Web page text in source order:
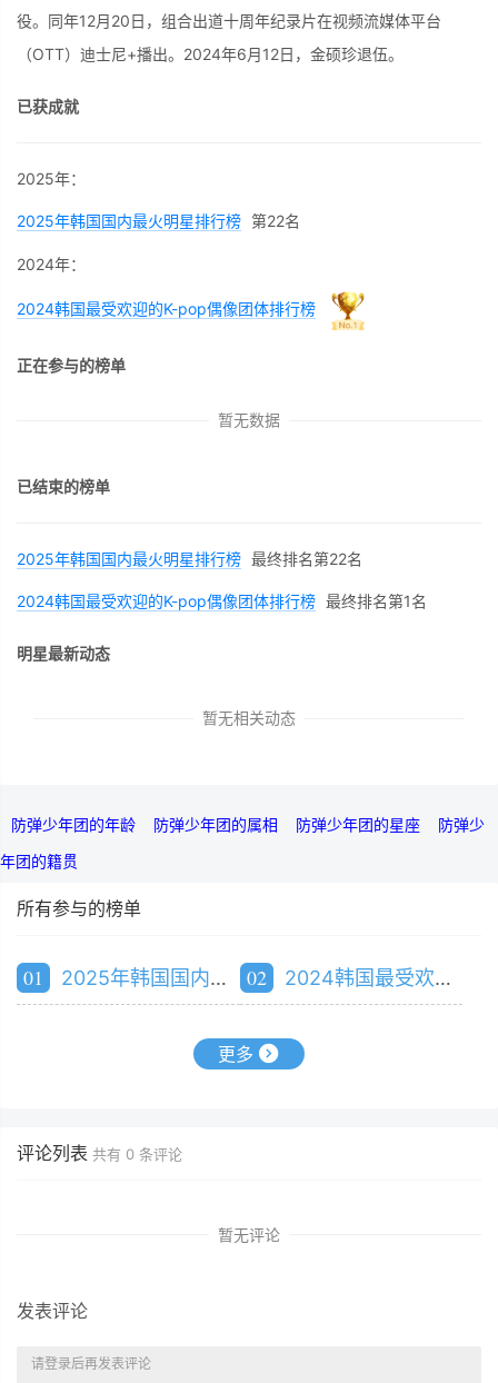
役。同年12月20日，组合出道十周年纪录片在视频流媒体平台
（OTT）迪士尼+播出。2024年6月12日，金硕珍退伍。
已获成就
2025年：
2025年韩国国内最火明星排行榜 第22名
2024年：
2024韩国最受欢迎的K-pop偶像团体排行榜
正在参与的榜单
暂无数据
已结束的榜单
2025年韩国国内最火明星排行榜 最终排名第22名
2024韩国最受欢迎的K-pop偶像团体排行榜 最终排名第1名
明星最新动态
暂无相关动态
防弹少年团的年龄 防弹少年团的属相 防弹少年团的星座
防弹少
年团的籍贯
所有参与的榜单
01 2025年韩国国内最火明星排行榜 02 2024韩国最受欢迎的K-pop偶像团体排行榜
更多
评论列表 共有 0 条评论
暂无评论
发表评论